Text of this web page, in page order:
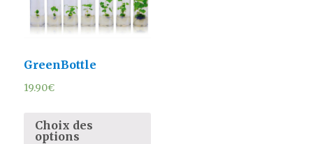
GreenBottle
19.90€
Choix des
options